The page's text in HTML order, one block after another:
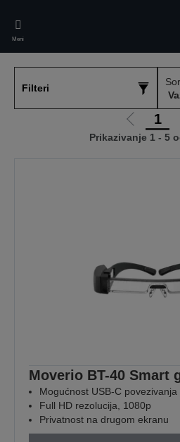
main
content
Meni
Filteri
Idi
na
1
Prikazivanje 1 - 5
Moverio BT-40 Smart
Mogućnost USB-C povezivanja
Full HD rezolucija, 1080p
Privatnost na drugom ekranu